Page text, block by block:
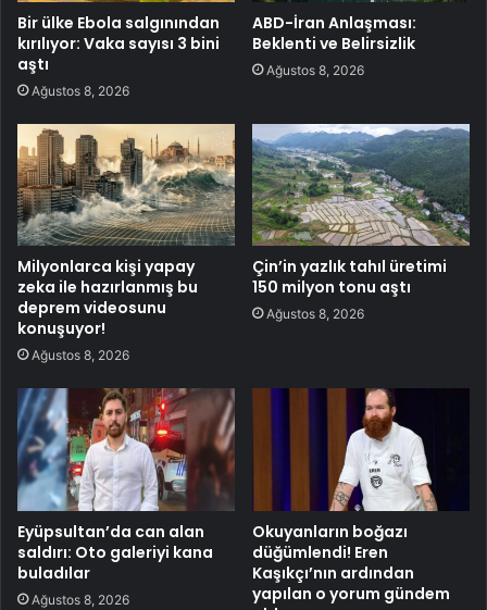
Bir ülke Ebola salgınından
kırılıyor: Vaka sayısı 3 bini
aştı
Ağustos 8, 2026
ABD-İran Anlaşması:
Beklenti ve Belirsizlik
Ağustos 8, 2026
Milyonlarca kişi yapay
zeka ile hazırlanmış bu
deprem videosunu
konuşuyor!
Ağustos 8, 2026
Çin’in yazlık tahıl üretimi
150 milyon tonu aştı
Ağustos 8, 2026
Eyüpsultan’da can alan
saldırı: Oto galeriyi kana
buladılar
Ağustos 8, 2026
Okuyanların boğazı
düğümlendi! Eren
Kaşıkçı’nın ardından
yapılan o yorum gündem